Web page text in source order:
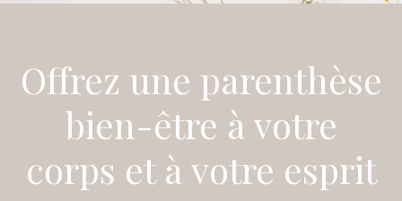
Offrez une parenthèse
bien-être à votre
corps et à votre esprit